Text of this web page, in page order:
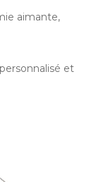
aimante,
et